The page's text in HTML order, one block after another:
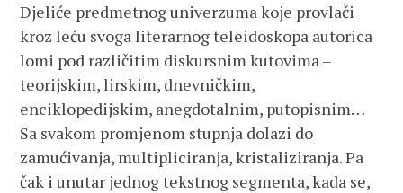
Djeliće predmetnog univerzuma koje provlači
kroz leću svoga literarnog teleidoskopa autorica
lomi pod različitim diskursnim kutovima –
teorijskim, lirskim, dnevničkim,
enciklopedijskim, anegdotalnim, putopisnim…
Sa svakom promjenom stupnja dolazi do
zamućivanja, multipliciranja, kristaliziranja. Pa
čak i unutar jednog tekstnog segmenta, kada se,